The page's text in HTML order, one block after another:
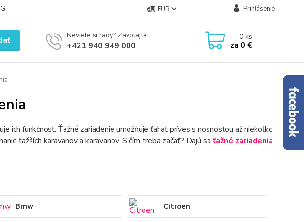
EUR Prihlásenie
Neviete si rady? Zavolajte.
+421 940 949 000
0ks
za 0 €
ich funkčnosť. Ťažné zariadenie umožňuje ťahať príves s nosnosťou až niekoľko
ťažších karavanov a karavanov. S čím treba začať? Dajú sa ťažné zariadenia
Bmw Citroen